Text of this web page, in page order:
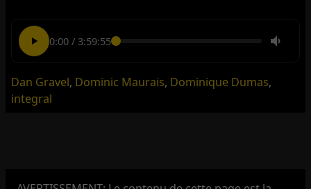
0:00/ 3:59:55
Dan Gravel, Dominic Maurais, Dominique Dumas,
integral